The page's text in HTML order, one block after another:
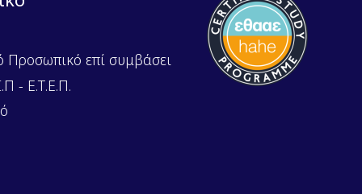
Προσωπικό επί συμβάσει
- Ε.Τ.Ε.Π.